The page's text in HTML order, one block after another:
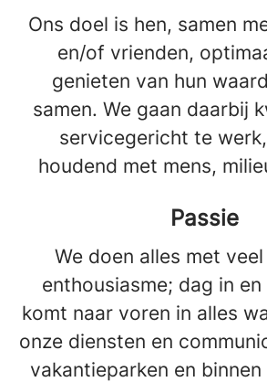
Ons doel is hen, samen
en/of vrienden,
genieten van hun
samen. We gaan daarbij
servicegericht te
houdend met mens,
Passie
We doen alles met
enthousiasme; dag in
komt naar voren in alles
onze diensten en
vakantieparken en